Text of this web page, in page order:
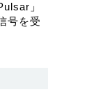
」
号を受